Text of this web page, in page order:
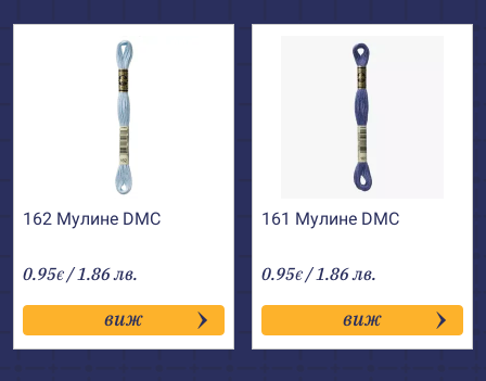
162 Мулине DMC
0.95€ / 1.86 лв.
виж
161 Мулине DMC
0.95€ / 1.86 лв.
виж